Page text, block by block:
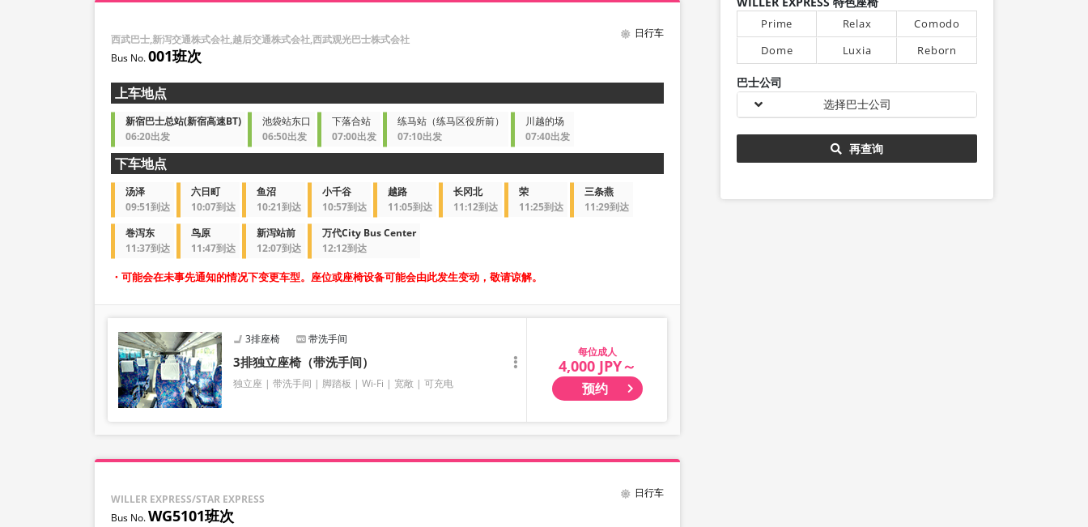
西武巴士,新泻交通株式会社,越后交通株式会社,西武观光巴士株式会社
001班次
日行车
上车地点
新宿巴士总站(新宿高速BT)
06:20出发
池袋站东口
06:50出发
下落合站
07:00出发
练马站（练马区役所前）
07:10出发
川越的场
07:40出发
下车地点
汤泽
09:51到达
六日町
10:07到达
鱼沼
10:21到达
小千谷
10:57到达
越路
11:05到达
长冈北
11:12到达
荣
11:25到达
三条燕
11:29到达
巻泻东
11:37到达
鸟原
11:47到达
新泻站前
12:07到达
万代City Bus Center
12:12到达
・可能会在未事先通知的情况下变更车型。座位或座椅设备可能会由此发生变动，敬请谅解。
3排座椅 带洗手间
3排独立座椅（带洗手间）
独立座 带洗手间 脚踏板 Wi-Fi 宽敞 可充电
成人
4,000 JPY～
预约
WILLER EXPRESS/STAR EXPRESS
WG5101班次
日行车
Prime Relax
Comodo
Dome
Luxia Reborn
巴士公司
选择巴士公司
再查询